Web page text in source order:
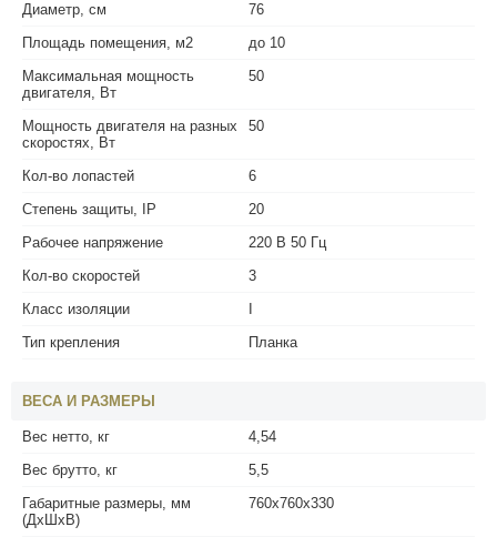
Диаметр, см
76
Площадь помещения, м2
до 10
Максимальная мощность
двигателя, Вт
50
Мощность двигателя на разных
скоростях, Вт
50
Кол-во лопастей
6
Степень защиты, IP
20
Рабочее напряжение
220 В 50 Гц
Кол-во скоростей
3
Класс изоляции
Тип крепления
Планка
ВЕСА И РАЗМЕРЫ
Вес нетто, кг
4,54
Вес брутто, кг
5,5
Габаритные размеры, мм
(ДхШхВ)
760x760x330